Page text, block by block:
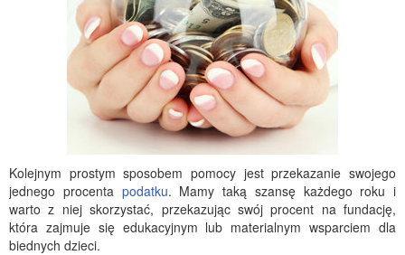
Kolejnym prostym sposobem pomocy jest przekazanie swojego
jednego procenta podatku. Mamy taką szansę każdego roku i
warto z niej skorzystać, przekazując swój procent na fundację,
która zajmuje się edukacyjnym lub materialnym wsparciem dla
biednych dzieci.